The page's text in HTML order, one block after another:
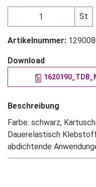
Produkt Anzahl:
St
Artikelnummer:
Download
Beschreibung
Farbe: schwarz,
Dauerelastisch
abdichtende